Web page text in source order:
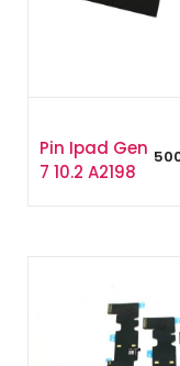
Pin Ipad Gen
7 10.2 A2198